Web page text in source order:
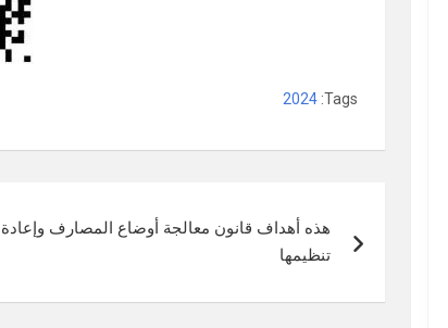
Tags:
2024
المقالات
هذه أهداف قانون معالجة أوضاع المصارف وإعادة
تنظيمها